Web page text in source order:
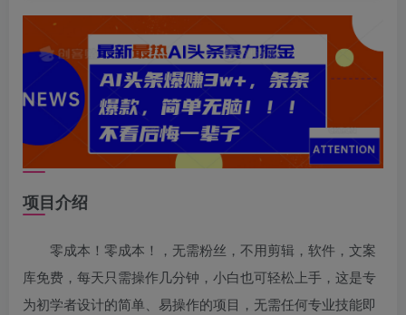
项目介绍
零成本！零成本！，无需粉丝，不用剪辑，软件，文案
库免费，每天只需操作几分钟，小白也可轻松上手，这是专
为初学者设计的简单、易操作的项目，无需任何专业技能即